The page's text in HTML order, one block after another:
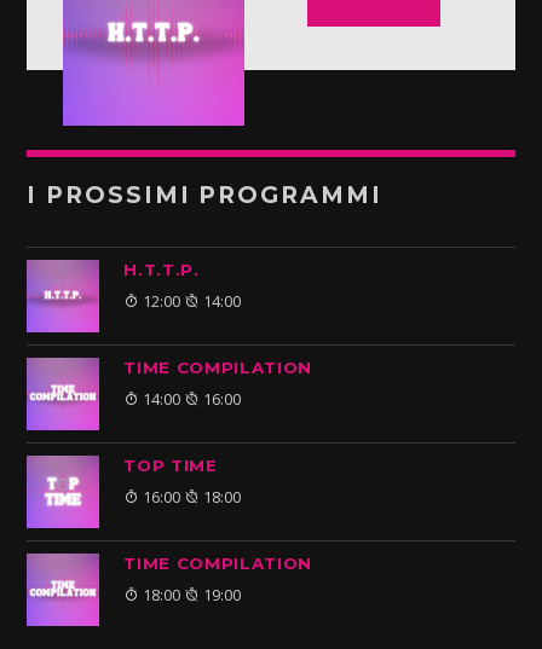
I PROSSIMI PROGRAMMI
H.T.T.P.
12:00 14:00
TIME COMPILATION
14:00 16:00
TOP TIME
16:00 18:00
TIME COMPILATION
18:00 19:00